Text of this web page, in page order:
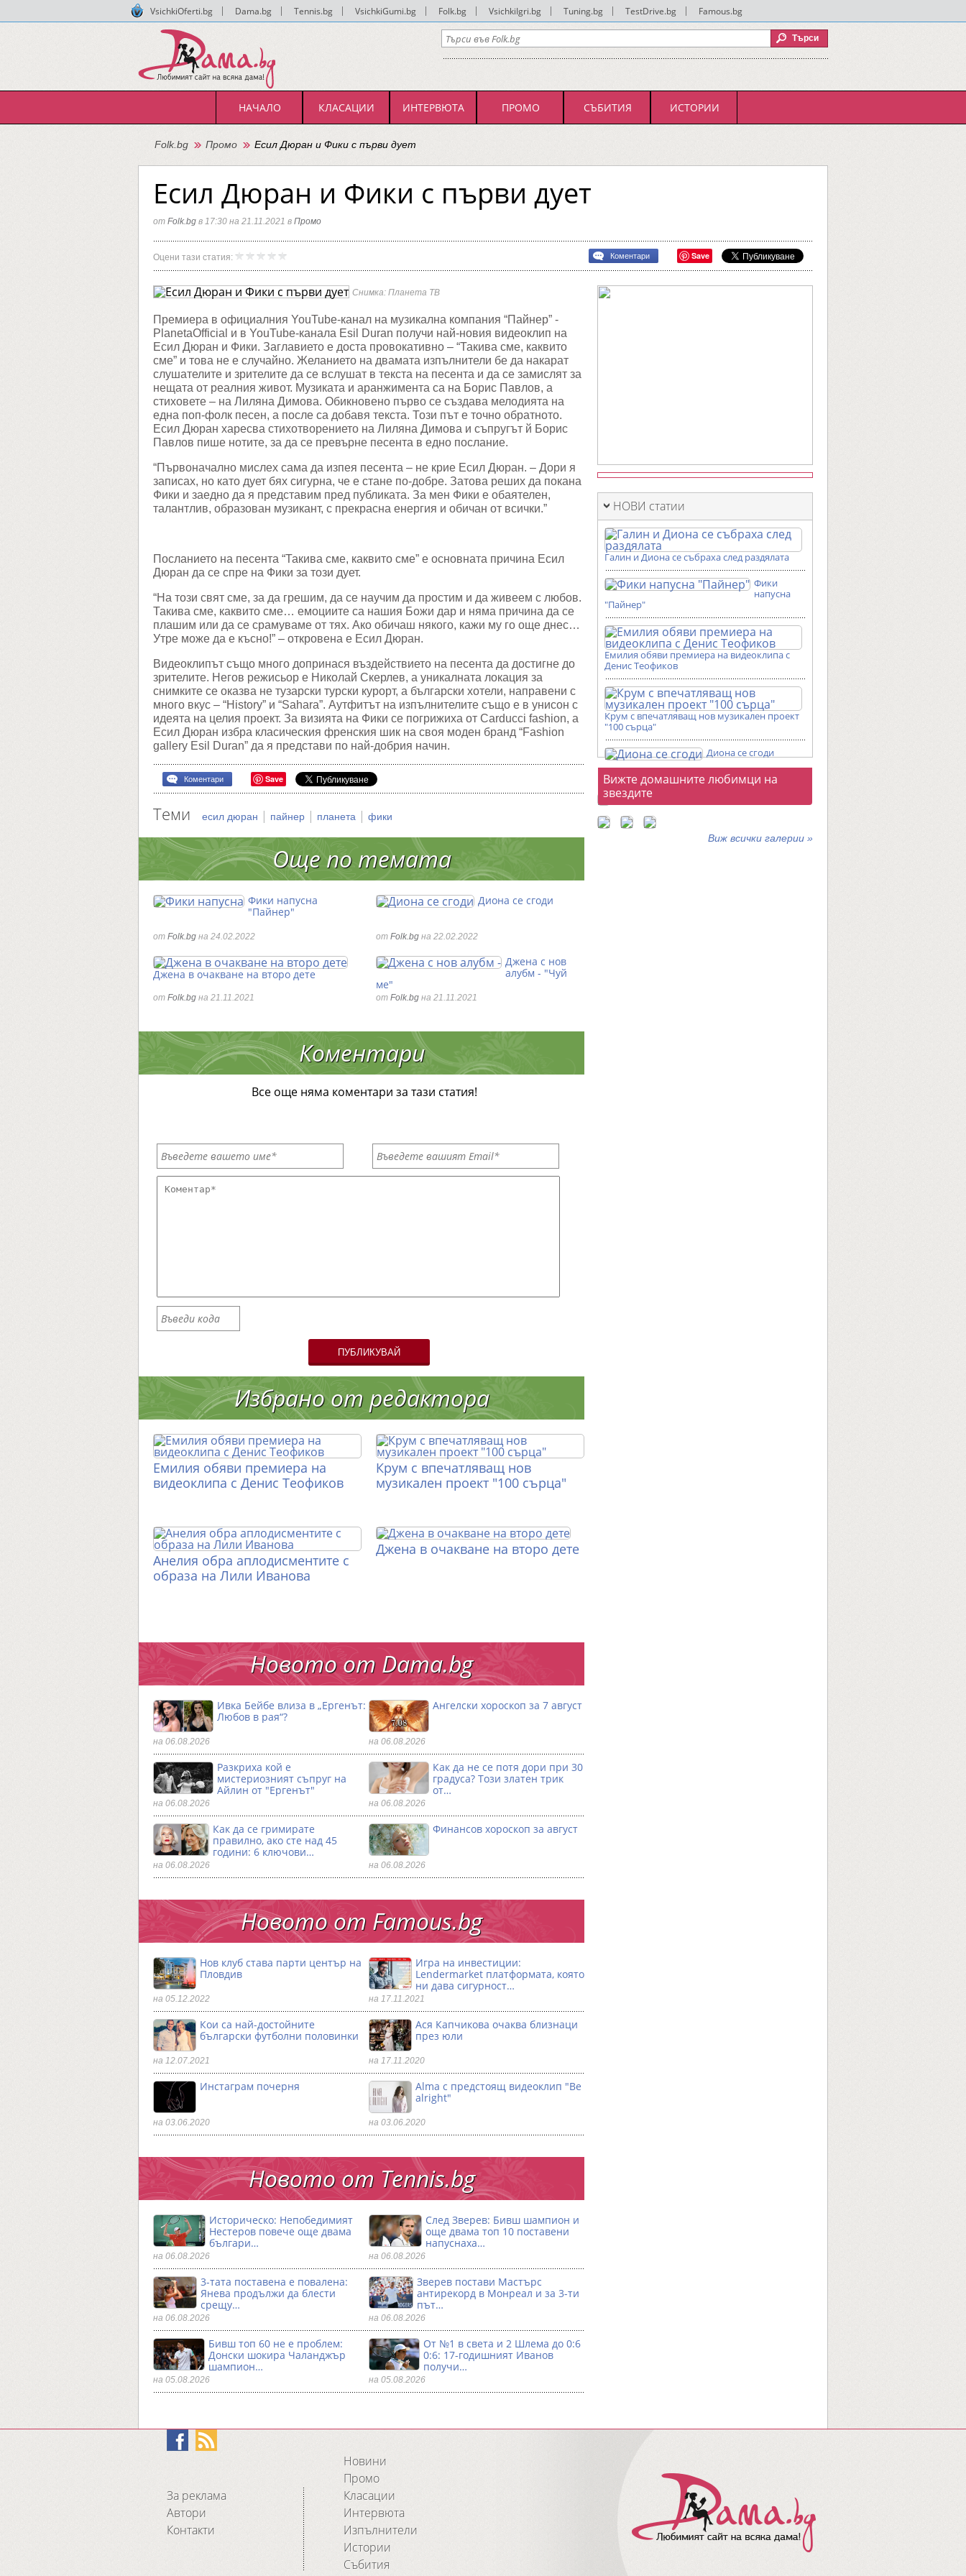
VsichkiOferti.bg Dama.bg Tennis.bg VsichkiGumi.bg Folk.bg VsichkiIgri.bg Tuning.bg TestDrive.bg Famous.bg
НАЧАЛО КЛАСАЦИИ ИНТЕРВЮТА ПРОМО СЪБИТИЯ ИСТОРИИ
Folk.bg Промо Есил Дюран и Фики с първи дует
Есил Дюран и Фики с първи дует
от Folk.bg в 17:30 на 21.11.2021 в Промо
Оцени тази статия:
и
Фики
с
дует
Коментари Save
Снимка: Планета ТВ
Премиера в официалния YouTube-канал на музикална компания “Пайнер” -
PlanetaOfficial и в YouTube-канала Esil Durаn получи най-новия видеоклип на
Есил Дюран и Фики. Заглавието е доста провокативно – “Такива сме, каквито
сме” и това не е случайно. Желанието на двамата изпълнители бе да накарат
слушателите и зрителите да се вслушат в текста на песента и да се замислят за
нещата от реалния живот. Музиката и аранжимента са на Борис Павлов, а
стиховете – на Лиляна Димова. Обикновено първо се създава мелодията на
една поп-фолк песен, а после са добавя текста. Този път е точно обратното.
Есил Дюран харесва стихотворението на Лиляна Димова и съпругът й Борис
Павлов пише нотите, за да се превърне песента в едно послание.
“Първоначално мислех сама да изпея песента – не крие Есил Дюран. – Дори я
записах, но като дует бях сигурна, че е стане по-добре. Затова реших да покана
Фики и заедно да я представим пред публиката. За мен Фики е обаятелен,
талантлив, образован музикант, с прекрасна енергия и обичан от всички.”
Посланието на песента “Такива сме, каквито сме” е основната причина Есил
Дюран да се спре на Фики за този дует.
“На този свят сме, за да грешим, да се научим да простим и да живеем с любов.
Такива сме, каквито сме… емоциите са нашия Божи дар и няма причина да се
плашим или да се срамуваме от тях. Ако обичаш някого, кажи му го още днес…
Утре може да е късно!” – откровена е Есил Дюран.
Видеоклипът също много допринася въздействието на песента да достигне до
зрителите. Негов режисьор е Николай Скерлев, а уникалната локация за
снимките се оказва не тузарски турски курорт, а български хотели, направени с
много вкус – “History” и “Sahara”. Аутфитът на изпълнителите също е в унисон с
идеята на целия проект. За визията на Фики се погрижиха от Carducci fashion, а
Есил Дюран избра класическия френския шик на своя моден бранд “Fashion
gallery Esil Duran” да я представи по най-добрия начин.
Коментари Save
Теми есил дюран | пайнер | планета | фики
Още по темата
Фики напусна
"Пайнер"
от Folk.bg на 24.02.2022
Диона се сгоди
от Folk.bg на 22.02.2022
Джена в очакване на второ дете
от Folk.bg на 21.11.2021
Джена с нов
алубм - "Чуй
ме"
от Folk.bg на 21.11.2021
Коментари
Все още няма коментари за тази статия!
ПУБЛИКУВАЙ
Избрано от редактора
Емилия обяви премиера на
видеоклипа с Денис Теофиков
Крум с впечатляващ нов
музикален проект "100 сърца"
Анелия обра аплодисментите с
образа на Лили Иванова
Джена в очакване на второ дете
Новото от Dama.bg
Ивка Бейбе влиза в „Ергенът:
Любов в рая“?
на 06.08.2026
Ангелски хороскоп за 7 август
на 06.08.2026
Разкриха кой е
мистериозният съпруг на
Айлин от "Ергенът"
на 06.08.2026
Как да не се потя дори при 30
градуса? Този златен трик
от…
на 06.08.2026
Как да се гримирате
правилно, ако сте над 45
години: 6 ключови…
на 06.08.2026
Финансов хороскоп за август
на 06.08.2026
Новото от Famous.bg
Нов клуб става парти център на
Пловдив
на 05.12.2022
Игра на инвестиции:
Lendermarket платформата, която
ни дава сигурност…
на 17.11.2021
Кои са най-достойните
български футболни половинки
на 12.07.2021
Ася Капчикова очаква близнаци
през юли
на 17.11.2020
Инстаграм почерня
на 03.06.2020
Alma с предстоящ видеоклип "Be
alright"
на 03.06.2020
Новото от Тennis.bg
Историческо: Непобедимият
Нестеров повече още двама
българи…
на 06.08.2026
След Зверев: Бивш шампион и
още двама топ 10 поставени
напуснаха…
на 06.08.2026
3-тата поставена е повалена:
Янева продължи да блести
срещу…
на 06.08.2026
Зверев постави Мастърс
антирекорд в Монреал и за 3-ти
път…
на 06.08.2026
Бивш топ 60 не е проблем:
Донски шокира Чаланджър
шампион…
на 05.08.2026
От №1 в света и 2 Шлема до 0:6
0:6: 17-годишният Иванов
получи…
на 05.08.2026
НОВИ статии
Галин и Диона се събраха след раздялата
Фики
напусна
"Пайнер"
Емилия обяви премиера на видеоклипа с
Денис Теофиков
Крум с впечатляващ нов музикален проект
"100 сърца"
Диона се сгоди
Фотогалерии
Вижте домашните любимци на
звездите
Виж всички галерии »
За реклама
Автори
Контакти
Новини
Промо
Класации
Интервюта
Изпълнители
Истории
Събития